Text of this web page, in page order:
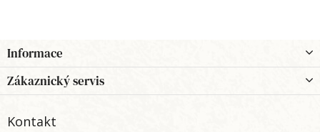
á
p
a
Informace
Zákaznický servis
Kontakt